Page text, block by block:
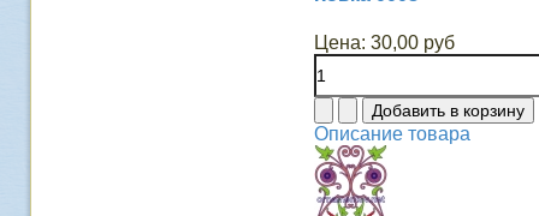
Цена: 30,00 руб
Описание товара